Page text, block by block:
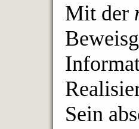
Mit der
Sein